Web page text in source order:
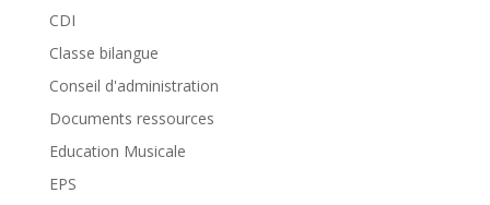
CDI
Classe bilangue
Conseil d'administration
Documents ressources
Education Musicale
EPS